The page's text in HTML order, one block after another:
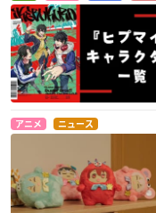
アニメ ニュース